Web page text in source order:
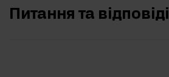
Питання та відповіді